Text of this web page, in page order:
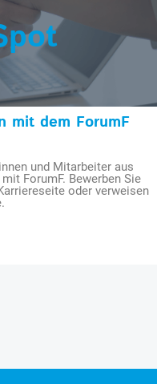
mit dem ForumF
und Mitarbeiter aus
ForumF. Bewerben Sie
oder verweisen